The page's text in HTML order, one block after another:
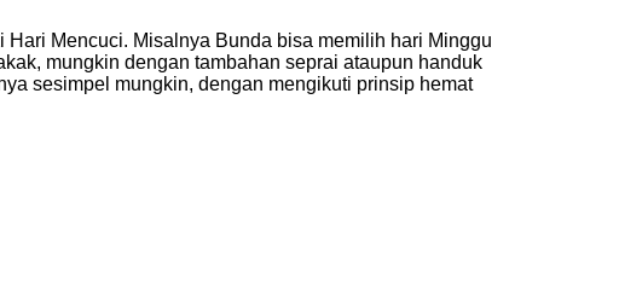
Mencuci. Misalnya Bunda bisa memilih hari Minggu
mungkin dengan tambahan seprai ataupun handuk
sesimpel mungkin, dengan mengikuti prinsip hemat